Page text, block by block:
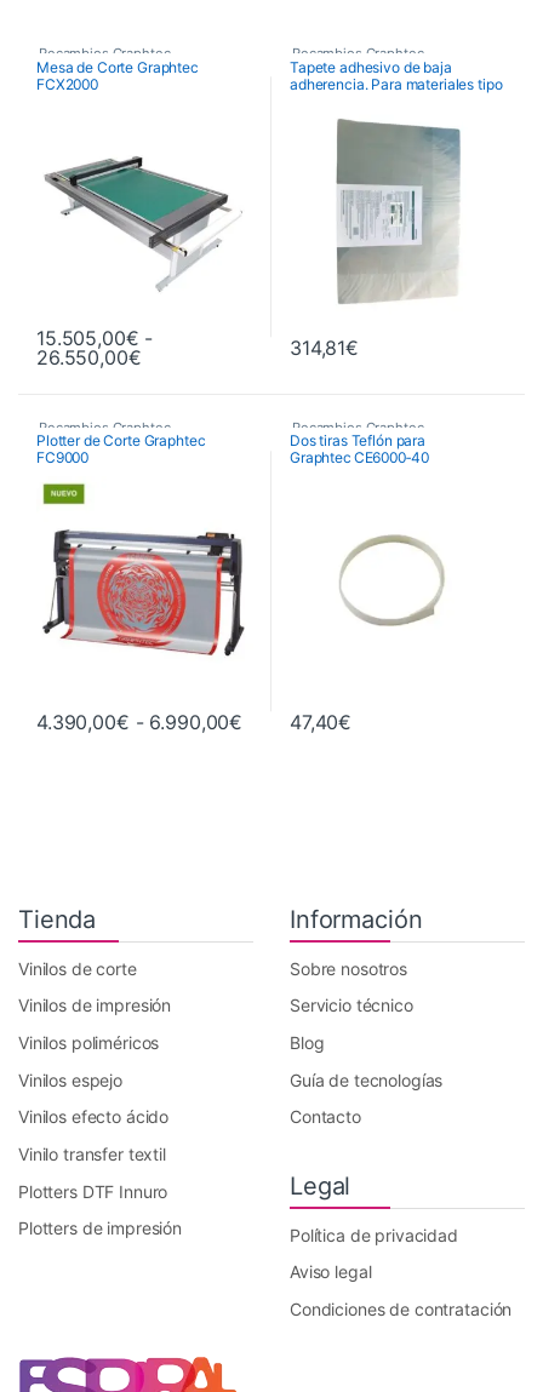
Recambios Graphtec
Mesa de Corte Graphtec
FCX2000
15.505,00€ -
26.550,00€Rango de precios: desde 15.505,00€ hasta
Este producto tiene múltiples variantes. Las opciones se
Recambios Graphtec
Tapete adhesivo de baja
adherencia. Para materiales tipo
(Pack 2 uds.)
314,81€
Recambios Graphtec
Plotter de Corte Graphtec
FC9000
4.390,00€ - 6.990,00€ Rango de precios: desde
Este producto tiene múltiples variantes. Las opciones se
Recambios Graphtec
Dos tiras Teflón para
Graphtec CE6000‑40
47,40€
Tienda
Vinilos de corte
Vinilos de impresión
Vinilos poliméricos
Vinilos espejo
Vinilos efecto ácido
Vinilo transfer textil
Plotters DTF Innuro
Plotters de impresión
Información
Sobre nosotros
Servicio técnico
Blog
Guía de tecnologías
Contacto
Legal
Política de privacidad
Aviso legal
Condiciones de contratación